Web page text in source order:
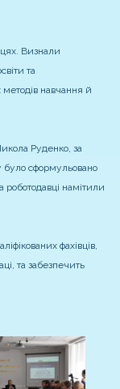
Визнали
та
методів навчання й
Руденко, за
було сформульовано
роботодавці намітили
фахівців,
та забезпечить